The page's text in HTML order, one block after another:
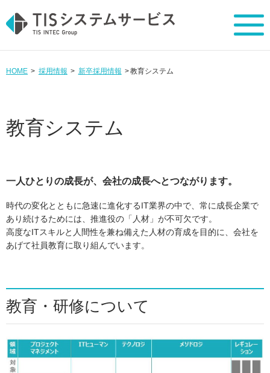
HOME 採用情報 新卒採用情報 教育システム
教育システム
一人ひとりの成長が、会社の成長へとつながります。
時代の変化とともに急速に進化するIT業界の中で、常に成長企業で
あり続けるためには、推進役の「人材」が不可欠です。
高度なITスキルと人間性を兼ね備えた人材の育成を目的に、会社を
あげて社員教育に取り組んでいます。
教育・研修について